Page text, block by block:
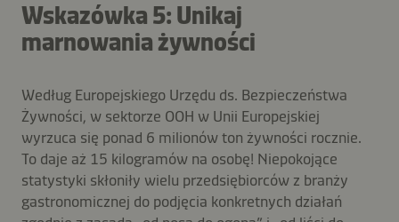
Wskazówka 5: Unikaj
marnowania żywności
Według Europejskiego Urzędu ds. Bezpieczeństwa
Żywności, w sektorze OOH w Unii Europejskiej
wyrzuca się ponad 6 milionów ton żywności rocznie.
To daje aż 15 kilogramów na osobę! Niepokojące
statystyki skłoniły wielu przedsiębiorców z branży
gastronomicznej do podjęcia konkretnych działań